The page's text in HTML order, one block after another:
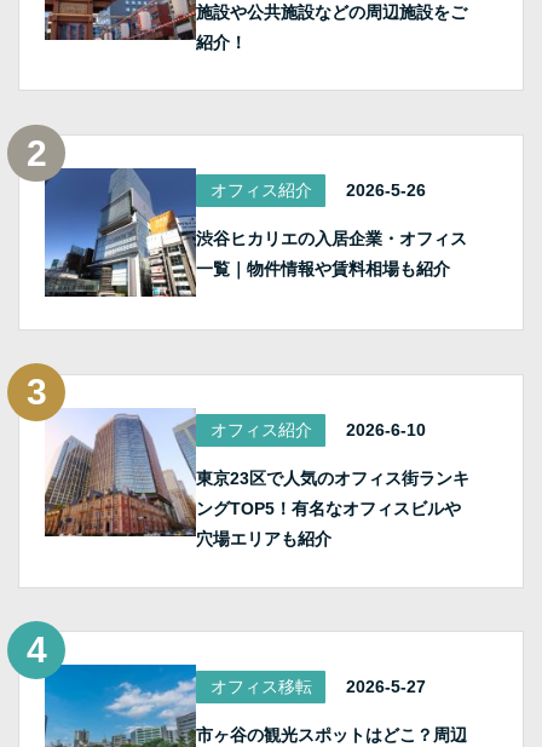
施設や公共施設などの周辺施設をご
紹介！
オフィス紹介 2026-5-26
渋谷ヒカリエの入居企業・オフィス
一覧｜物件情報や賃料相場も紹介
オフィス紹介 2026-6-10
東京23区で人気のオフィス街ランキ
ングTOP5！有名なオフィスビルや
穴場エリアも紹介
オフィス移転 2026-5-27
市ヶ谷の観光スポットはどこ？周辺